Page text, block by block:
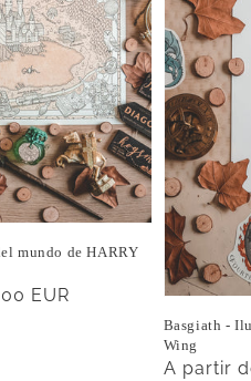
mundo de HARRY
EUR
Basgiath -
Wing
Precio
A partir